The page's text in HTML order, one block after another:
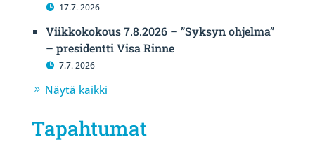
17.7. 2026
Viikkokokous 7.8.2026 – ”Syksyn ohjelma”
– presidentti Visa Rinne
7.7. 2026
Näytä kaikki
Tapahtumat